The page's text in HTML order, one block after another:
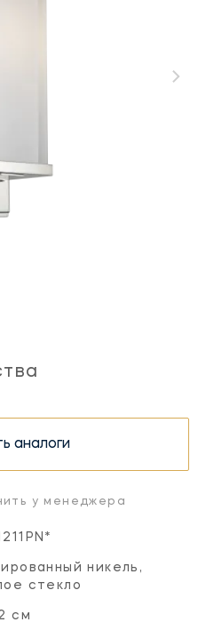
аналоги
у менеджера
никель,
стекло
см